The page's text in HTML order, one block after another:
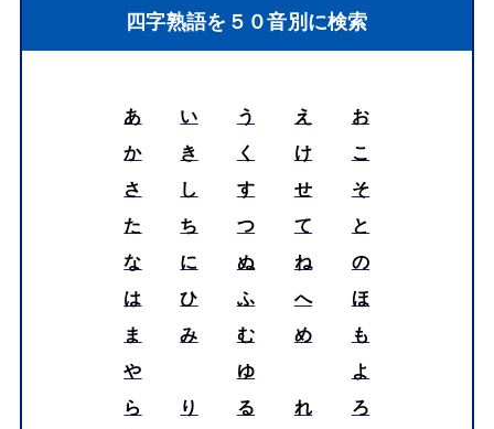
四字熟語を５０音別に検索
あ い う え
お
か
き く け
こ
さ
し す せ
そ
た
ち つ て
と
な
に ぬ ね
の
は
ひ ふ へ
ほ
ま
み む め
も
や
ゆ
よ
ら
り る れ
ろ